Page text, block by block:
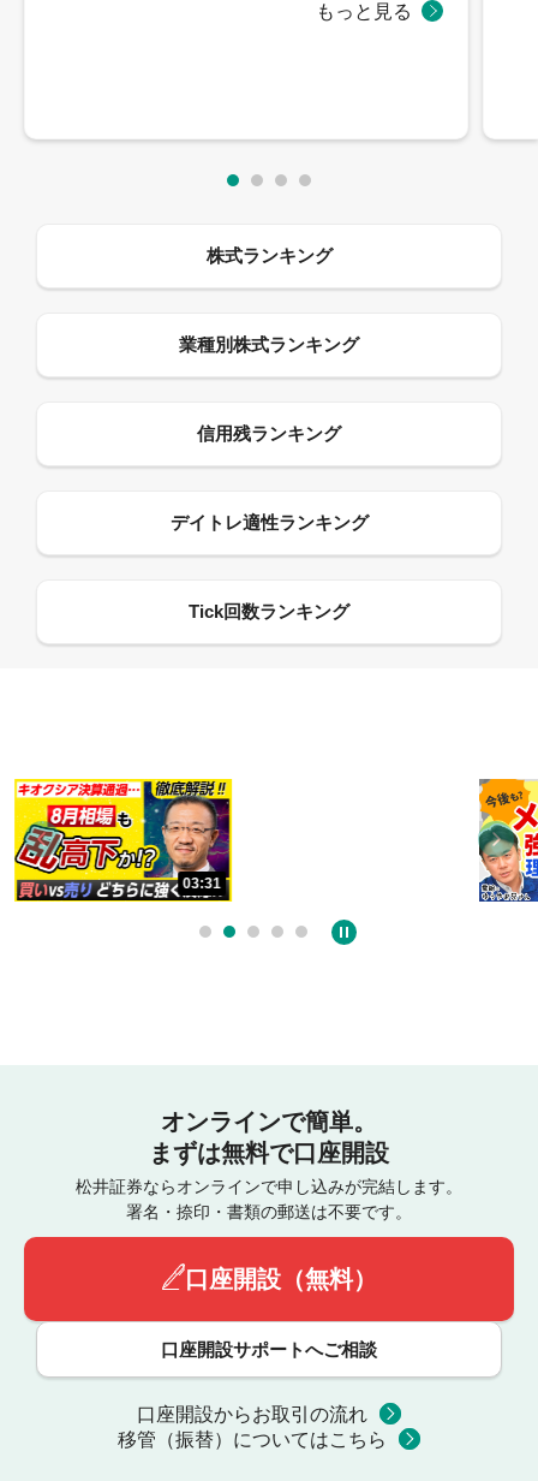
03:31
オンラインで簡単。
まずは無料で口座開設
松井証券ならオンラインで申し込みが完結します。
署名・捺印・書類の郵送は不要です。
口座開設（無料）
口座開設サポートへご相談
口座開設からお取引の流れ
移管（振替）についてはこちら